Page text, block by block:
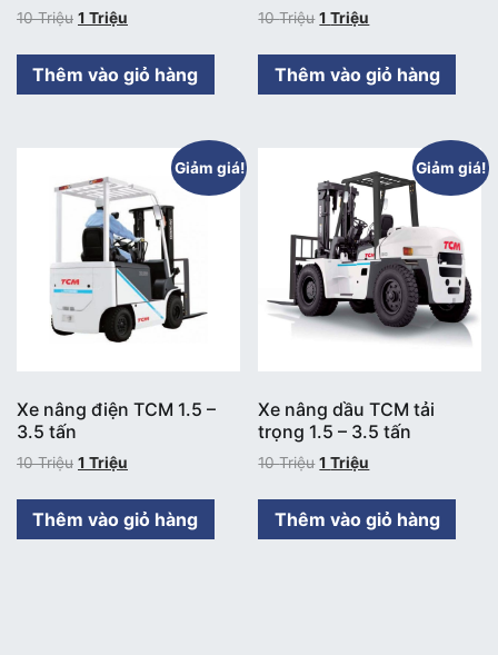
10Triệu 1 Triệu
Thêm vào giỏ hàng
10Triệu 1Triệu
Thêm vào giỏ hàng
Giảm giá!
Xe nâng điện TCM 1.5 –
3.5 tấn
10Triệu 1 Triệu
Thêm vào giỏ hàng
Giảm giá!
Xe nâng dầu TCM tải
trọng 1.5 – 3.5 tấn
10Triệu 1Triệu
Thêm vào giỏ hàng